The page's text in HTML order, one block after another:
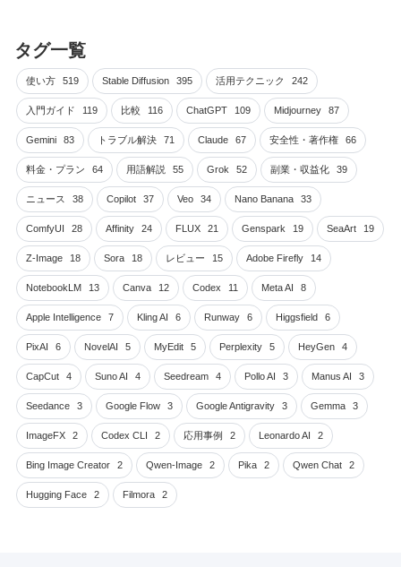
タグ一覧
使い方 519 Stable Diffusion 395 活用テクニック 242
入門ガイド 119 比較 116 ChatGPT 109 Midjourney 87
Gemini 83 トラブル解決 71 Claude 67 安全性・著作権 66
料金・プラン 64 用語解説 55 Grok 52 副業・収益化 39
ニュース 38 Copilot 37 Veo 34 Nano Banana 33
ComfyUI 28 Affinity 24 FLUX 21 Genspark 19 SeaArt 19
Z-Image 18 Sora 18 レビュー 15 Adobe Firefly 14
NotebookLM 13 Canva 12 Codex 11 Meta AI 8
Apple Intelligence 7 Kling AI 6 Runway 6 Higgsfield 6
PixAI 6 NovelAI 5 MyEdit 5 Perplexity 5 HeyGen 4
CapCut 4 Suno AI 4 Seedream 4 Pollo AI 3 Manus AI 3
Seedance 3 Google Flow 3 Google Antigravity 3 Gemma 3
ImageFX 2 Codex CLI 2 応用事例 2 Leonardo AI 2
Bing Image Creator 2 Qwen-Image 2 Pika 2 Qwen Chat 2
Hugging Face 2 Filmora 2